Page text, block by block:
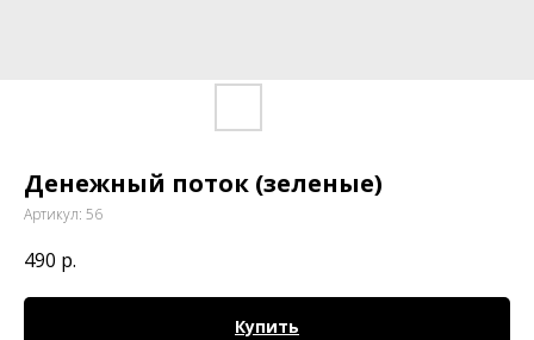
Денежный поток (зеленые)
Артикул: 56
490 р.
Купить